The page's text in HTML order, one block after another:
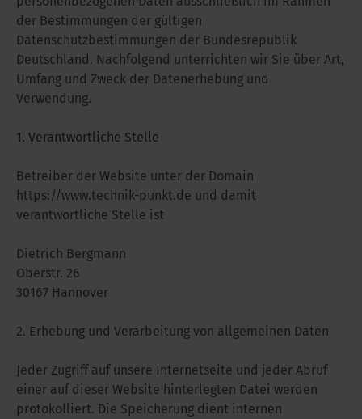
der Bestimmungen der gültigen
Datenschutzbestimmungen der Bundesrepublik
Deutschland. Nachfolgend unterrichten wir Sie über Art,
Umfang und Zweck der Datenerhebung und
Verwendung.
1. Verantwortliche Stelle
Betreiber der Website unter der Domain
https://www.technik-punkt.de und damit
verantwortliche Stelle ist
Dietrich Bergmann
Oberstr. 26
30167 Hannover
2. Erhebung und Verarbeitung von allgemeinen Daten
Jeder Zugriff auf unsere Internetseite und jeder Abruf
einer auf dieser Website hinterlegten Datei werden
protokolliert. Die Speicherung dient internen